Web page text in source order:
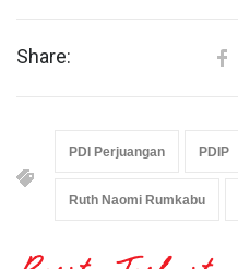
Share:
PDI Perjuangan PDIP
Ruth Naomi Rumkabu